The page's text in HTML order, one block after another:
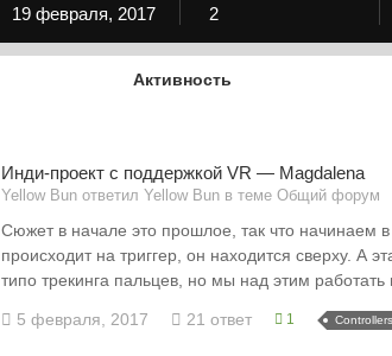
19 февраля, 2017 2
Активность
Инди-проект с поддержкой VR — Magdalena
Yellow Bun ответил Yellow Bun в темеОбщий форум
Сюжет в начале это прошлое, так что начинаем
происходит на триггер, он находится сверху. А
типо трекинга пальцев, но мы над этим
5 февраля, 2017 21 ответ 1 Controllers